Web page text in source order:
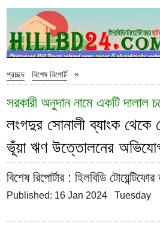
প্রচ্ছদ »
বিশেষ রিপোর্ট
সরকারী অনুদান নামে একটি দালাল
লংগদুর সোনালী ব্যাংক থেকে
ভূঁয়া ঋণ উত্তোলনের
বিশেষ রিপোর্টার: হিলবিডি
Published: 16 Jan 2024 Tuesday